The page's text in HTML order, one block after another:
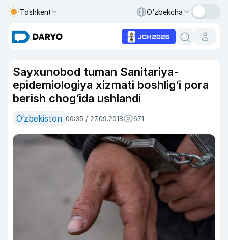
Toshkent O‘zbekcha
Sayxunobod tuman Sanitariya-
epidemiologiya xizmati boshlig‘i pora
berish chog‘ida ushlandi
O‘zbekiston 00:35 / 27.09.2018 671